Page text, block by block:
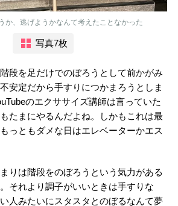
か、逃げようかなんて考えたことなかった
写真7枚
段を足だけでのぼろうとして前かがみ
安定だから手すりにつかまろうとしま
のエクササイズ講師は言っていた
たまにやるんだよね。しかもこれは最
っともダメな日はエレベーターかエス
りは階段をのぼろうという気力がある
それより調子がいいときは手すりな
人みたいにスタスタとのぼるなんて夢